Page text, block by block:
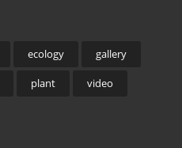
ecology gallery
plant video